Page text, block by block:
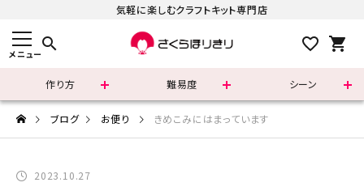
気軽に楽しむクラフトキット専門店
メニュー
search
作り方 難易度 シーン
すべての商品
ブログ お便り きめこみにはまっています
2023.10.27